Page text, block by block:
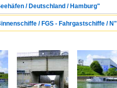
/ Deutschland / Hamburg"
/ FGS - Fahrgastschiffe / N"